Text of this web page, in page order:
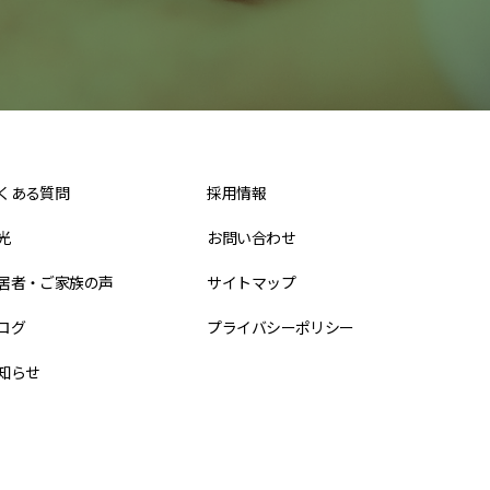
ある質問
者・ご家族の声
グ
らせ
採用情報
お問い合わせ
サイトマップ
プライバシーポリシー